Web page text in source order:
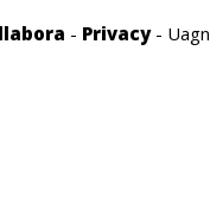
- Privacy-